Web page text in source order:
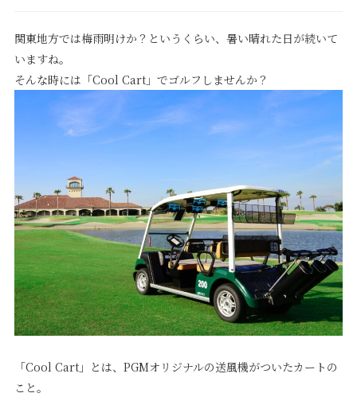
関東地方では梅雨明けか？というくらい、暑い晴れた日が続いて
いますね。
そんな時には「Cool Cart」でゴルフしませんか？
「Cool Cart」とは、PGMオリジナルの送風機がついたカートの
こと。